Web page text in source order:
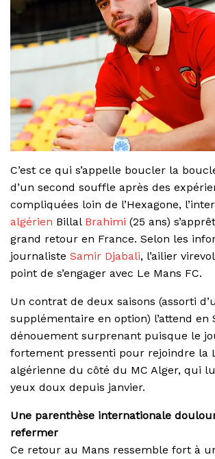
C’est ce qui s’appelle boucler la
d’un second souffle après des
compliquées loin de l’Hexagone,
algérien Billal Brahimi (25 ans)
grand retour en France. Selon les
journaliste Samir Djabali, l’ailier
point de s’engager avec Le Mans FC.
Un contrat de deux saisons (assorti
supplémentaire en option) l’attend en
dénouement surprenant puisque le
fortement pressenti pour rejoindre la
algérienne du côté du MC Alger, qui
yeux doux depuis janvier.
Une parenthèse internationale
refermer
Ce retour au Mans ressemble fort à